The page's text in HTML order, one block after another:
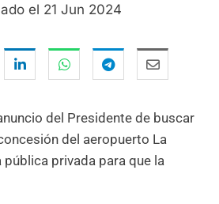
el 21 Jun 2024
del Presidente de buscar
del aeropuerto La
pública privada para que la